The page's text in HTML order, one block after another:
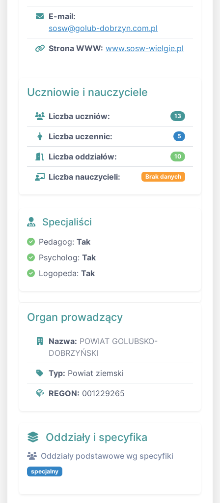
E-mail:
sosw@golub-dobrzyn.com.pl
Strona WWW: www.sosw-wielgie.pl
Uczniowie i nauczyciele
Liczba uczniów: 13
Liczba uczennic: 5
Liczba oddziałów: 10
Liczba nauczycieli: Brak danych
Specjaliści
Pedagog: Tak
Psycholog: Tak
Logopeda: Tak
Organ prowadzący
Nazwa: POWIAT GOLUBSKO-
DOBRZYŃSKI
Typ: Powiat ziemski
REGON: 001229265
Oddziały i specyfika
Oddziały podstawowe wg specyfiki
specjalny